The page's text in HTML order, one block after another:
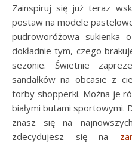
Zainspiruj się już teraz
postaw na modele
pudroworóżowa sukienka
dokładnie tym, czego
sezonie. Świetnie
sandałków na obcasie z
torby shopperki. Można je
białymi butami sportowymi.
znasz się na
zdecydujesz się na